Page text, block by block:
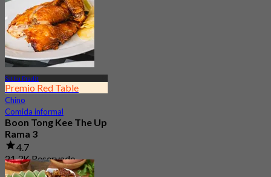
Sathu Pradit
Premio Red Table
Chino
Comida informal
Boon Tong Kee The Up
Rama 3
4.7
21.3K Reservado
Desde฿ 362.5